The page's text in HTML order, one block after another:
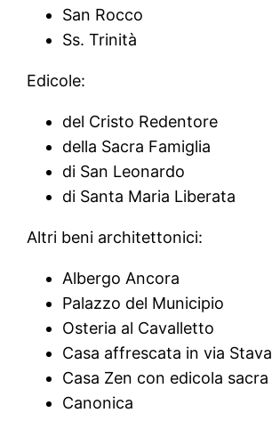
San Rocco
Ss. Trinità
Edicole:
del Cristo Redentore
della Sacra Famiglia
di San Leonardo
di Santa Maria Liberata
Altri beni architettonici:
Albergo Ancora
Palazzo del Municipio
Osteria al Cavalletto
Casa affrescata in via Stava
Casa Zen con edicola sacra
Canonica